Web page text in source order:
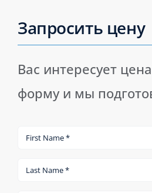
Запросить цену
Вас интересует
форму и мы